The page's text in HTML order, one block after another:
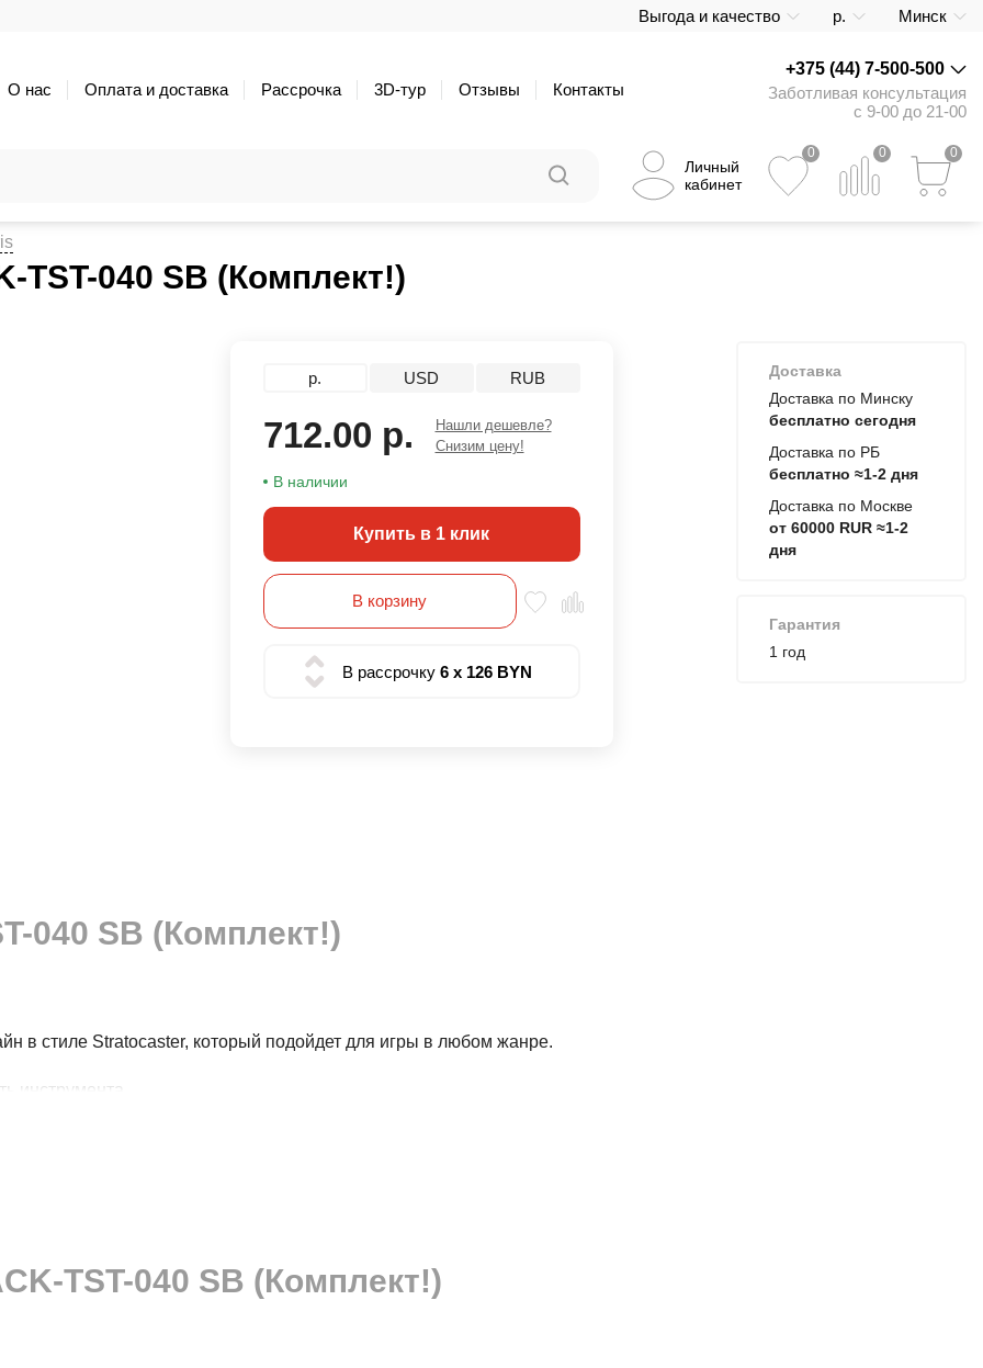
Выгода и качество р. Минск
О нас Оплата и доставка Рассрочка 3D-тур Отзывы Контакты
+375 (44) 7-500-500
Заботливая консультация
с 9-00 до 21-00
Личный
кабинет
0 0 0
TST-040 SB (Комплект!)
р. USD RUB
712.00 р.
Нашли дешевле?
Снизим цену!
В наличии
Купить в 1 клик
В корзину
В рассрочку 6 x 126 BYN
Доставка
Доставка по Минску
бесплатно сегодня
Доставка по РБ
бесплатно ≈1-2 дня
Доставка по Москве
от 60000 RUR ≈1-2
дня
Гарантия
1 год
040 SB (Комплект!)
в стиле Stratocaster, который подойдет для игры в любом жанре.
инструмента.
Колки расположены в один ряд.
TST-040 SB (Комплект!)